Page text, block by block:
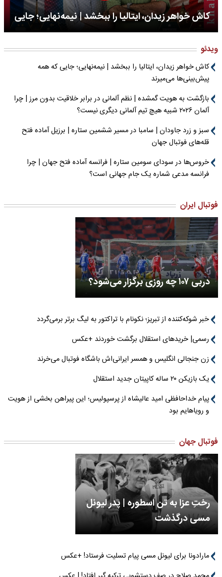
کاش خواهر زیدان، ایتالیا را ببخشد | نیمه‌نهایی؛ جایی
که همه پیش‌بینی‌ها می‌میرند
ویدئو
کاش خواهر زیدان، ایتالیا را ببخشد | نیمه‌نهایی؛ جایی که همه
پیش‌بینی‌ها می‌میرند
بازگشت به هویت گمشده | نظم آلمانی در برابر خلاقیت بدون مرز | چرا
آلمان ۲۰۲۶ شبیه هیچ تیم آلمانی دیگری نیست؟
سبز و زرد جاودان | سامبا در مسیر ششمین ستاره | برزیل آماده فتح
قله‌های فوتبال جهان
خروس‌ها در سودای سومین ستاره | فرانسه آماده فتح جهان | چرا
فرانسه مدعی شماره یک جام جهانی است؟
فوتبال ایران
دربی ۱۰۷ چه روزی برگزار می‌شود؟
خبر شوکه‌کننده از تبریز؛ نکونام با تراکتور به لیگ برتر برمی‌گردد
رسمی| خریدهای استقلال برگشت خوردند +عکس
زن جنجالی انگلیس و همسر ایرانی‌اش باشگاه فوتبال می‌خرند
یک بازیکن ۲۰ ساله کاپیتان جدید استقلال
پیام خداحافظی امید عالیشاه از پرسپولیس؛ این پیراهن بخشی از هویت
و رویاهایم بود
فوتبال جهان
رختِ عزا به تن اسطوره | پدر لیونل
مسی درگذشت
مارادونا برای لیونل مسی پیام تسلیت فرستاد! +عکس